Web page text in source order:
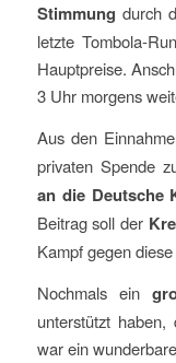
Stimmung durch
letzte Tombola-
Hauptpreise.
3 Uhr morgens
Aus den
privaten Spende
an die Deutsche
Beitrag soll der
Kampf gegen
Nochmals ein
unterstützt
war ein